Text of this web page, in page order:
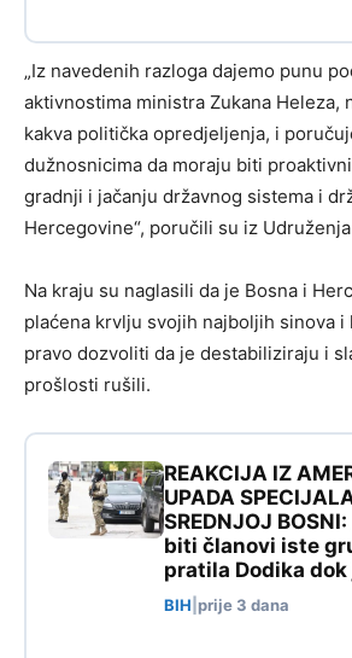
„Iz navedenih razloga dajemo punu
aktivnostima ministra Zukana Heleza,
kakva politička opredjeljenja, i
dužnosnicima da moraju biti
gradnji i jačanju državnog sistema i
Hercegovine“, poručili su iz
Na kraju su naglasili da je Bosna i
plaćena krvlju svojih najboljih sinova i
pravo dozvoliti da je destabiliziraju i
prošlosti rušili.
REAKCIJA IZ
UPADA
SREDNJOJ
biti članovi iste
pratila Dodika
BIH prije 3 dana